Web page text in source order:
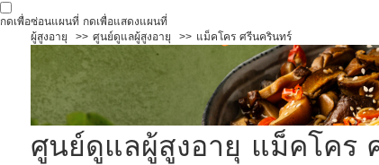
กดเพื่อซ่อนแผนที่ กดเพื่อแสดงแผนที่
ผู้สูงอายุ
ศูนย์ดูแลผู้สูงอายุ แม็คโคร ศรีนครินทร์
ศูนย์ดูแลผู้สูงอายุ แม็คโคร